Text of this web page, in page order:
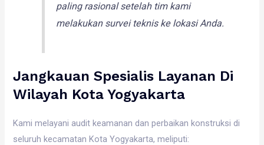
paling rasional setelah tim kami
melakukan survei teknis ke lokasi Anda.
Jangkauan Spesialis Layanan Di
Wilayah Kota Yogyakarta
Kami melayani audit keamanan dan perbaikan konstruksi di
seluruh kecamatan Kota Yogyakarta, meliputi: